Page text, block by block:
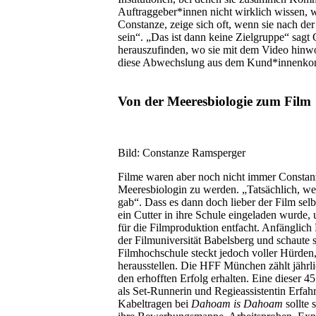
Auftraggeber*innen nicht wirklich wissen,
Constanze, zeige sich oft, wenn sie nach
sein“. „Das ist dann keine Zielgruppe“ sagt
herauszufinden, wo sie mit dem Video
diese Abwechslung aus dem Kund*
Von der Meeresbiologie zum Film
Bild: Constanze Ramsperger
Filme waren aber noch nicht immer
Meeresbiologin zu werden. „Tatsächlich,
gab“. Dass es dann doch lieber der Film
ein Cutter in ihre Schule eingeladen wurde,
für die Filmproduktion entfacht. Anfänglich
der Filmuniversität Babelsberg und
Filmhochschule steckt jedoch voller Hü
herausstellen. Die HFF München zählt jä
den erhofften Erfolg erhalten. Eine dieser
als Set-Runnerin und Regieassistentin
Kabeltragen bei Dahoam is Dahoam sollte